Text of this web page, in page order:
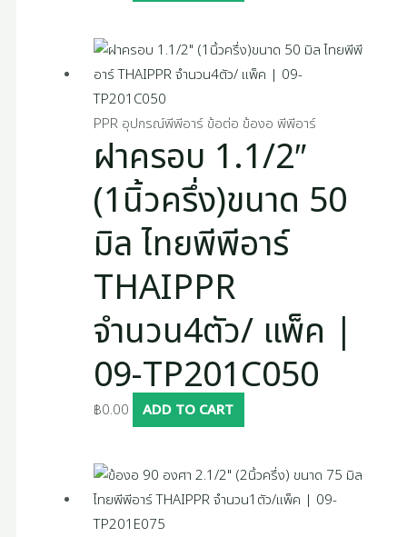
PPR อุปกรณ์พีพีอาร์ ข้อต่อ ข้องอ พีพีอาร์
ฝาครอบ 1.1/2″
(1นิ้วครึ่ง)ขนาด 50
มิล ไทยพีพีอาร์
THAIPPR
จำนวน4ตัว/ แพ็ค |
09-TP201C050
฿0.00 ADD TO CART